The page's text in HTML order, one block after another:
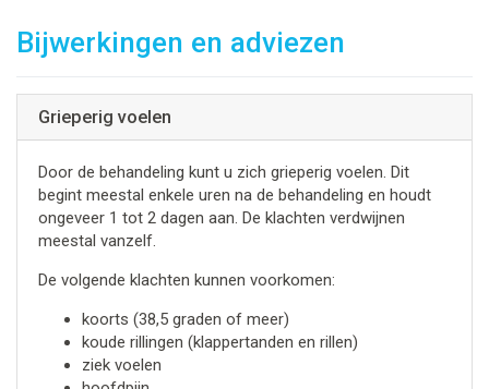
Bijwerkingen en adviezen
Grieperig voelen
Door de behandeling kunt u zich grieperig voelen. Dit
begint meestal enkele uren na de behandeling en houdt
ongeveer 1 tot 2 dagen aan. De klachten verdwijnen
meestal vanzelf.
De volgende klachten kunnen voorkomen:
koorts (38,5 graden of meer)
koude rillingen (klappertanden en rillen)
ziek voelen